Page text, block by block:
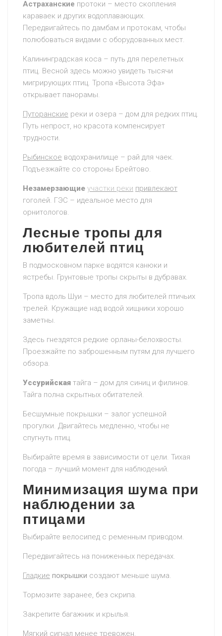
Астраханские протоки – место скопления
караваек и других водоплавающих.
Передвигайтесь по дамбам и протокам, чтобы
полюбоваться видами с оборудованных мест.
Калининградская коса – путь для перелетных
птиц. Весной здесь можно увидеть тысячи
мигрирующих птиц. Тропа «Высота Эфа»
открывает панорамы.
Путоранские реки и озера – дом для редких птиц.
Путь непрост, но красота компенсирует
трудности.
Рыбинское водохранилище – рай для чаек.
Подъезжайте со стороны Брейтово.
Незамерзающие участки реки привлекают
гоголей. ГЭС – идеальное место для
орнитологов.
Лесные тропы для
любителей птиц
В подмосковном парке водятся канюки и
ястребы. Грунтовые тропы скрыты в дубравах.
Тропа вдоль Шуи – место для любителей птичьих
трелей. Кружащие над водой хищники хорошо
заметны.
Здесь гнездятся редкие орланы-белохвосты.
Проезжайте по заброшенным путям для лучшего
обзора.
Уссурийская тайга – дом для синиц и филинов.
Тайга полна скрытных обитателей.
Бесшумные покрышки – залог успешной
прогулки. Двигайтесь медленно, чтобы не
спугнуть птиц.
Выбирайте время в зависимости от цели. Тихая
погода – лучший момент для наблюдений.
Минимизация шума при
наблюдении за
птицами
Выбирайте велосипед с ременным приводом.
Передвигайтесь на пониженных передачах.
Гладкие покрышки создают меньше шума.
Тормозите заранее, без скрипа.
Закрепите багажник и крылья.
Мягкий сигнал менее тревожен.